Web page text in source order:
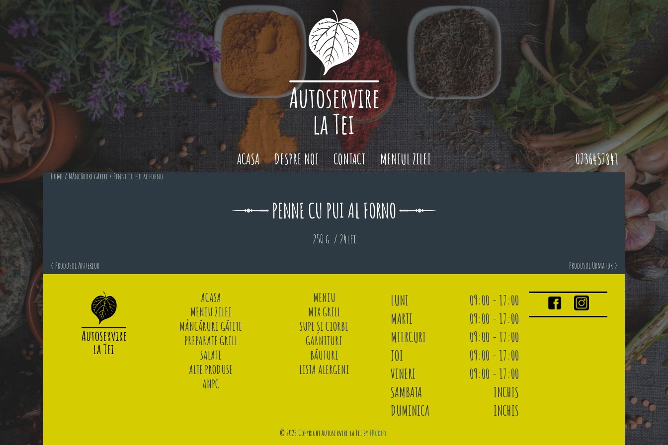
ACASA DESPRE NOI CONTACT MENIUL ZILEI 0736457841
Home / Mâncăruri gătite / Penne cu pui al forno
PENNE CU PUI AL FORNO
250 g. / 24lei
< Produsul Anterior Produsul Urmator >
ACASA
MENIU
MENIU ZILEI
MIX GRILL
MÂNCĂRURI GĂTITE
SUPE ȘI CIORBE
PREPARATE GRILL
GARNITURI
SALATE
BĂUTURI
ALTE PRODUSE
LISTA ALERGENI
ANPC
LUNI
09:00 - 17:00
MARTI
09:00 - 17:00
MIERCURI
09:00 - 17:00
JOI
09:00 - 17:00
VINERI
09:00 - 17:00
SAMBATA
INCHIS
DUMINICA
INCHIS
© 2026 Copyright Autoservire la Tei byJKodify.